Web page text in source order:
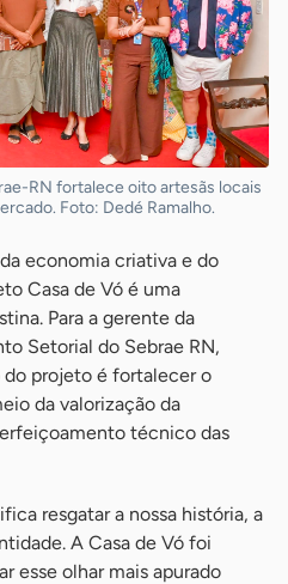
RN fortalece oito artesãs locais
Foto: Dedé Ramalho.
economia criativa e do
Casa de Vó é uma
Para a gerente da
Setorial do Sebrae RN,
projeto é fortalecer o
da valorização da
técnico das
resgatar a nossa história, a
A Casa de Vó foi
esse olhar mais apurado